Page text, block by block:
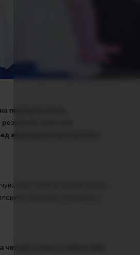
передаче очень
того, что
аудиторией для неё не в
себя на любой сцене,
серьёзно относится и
четыре голоса с артистами